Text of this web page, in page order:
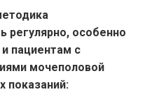
регулярно, особенно
пациентам с
мочеполовой
показаний: